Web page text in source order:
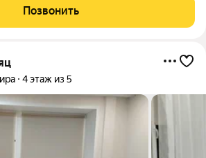
платежи. Залог можно разделить на
настоящие.
Позвонить
4 этаж из 5